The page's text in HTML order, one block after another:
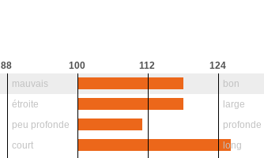
88 100 112 124
mauvais bon
étroite large
peu profonde profonde
court long